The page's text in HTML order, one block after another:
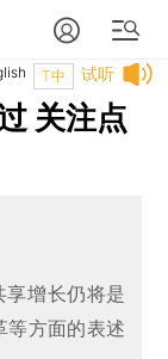
试听
T中
关注点
享增长仍将是
等方面的表述